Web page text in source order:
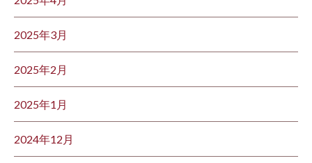
2025年3月
2025年2月
2025年1月
2024年12月